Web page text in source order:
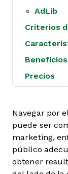
AdLib
Criterios
Beneficios
Precios
Navegar por
puede ser
marketing,
público
obtener